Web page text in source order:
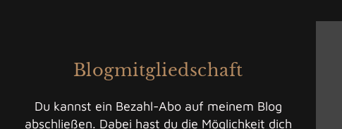
Blogmitgliedschaft
Du kannst ein Bezahl-Abo auf meinem Blog
abschließen. Dabei hast du die Möglichkeit dich